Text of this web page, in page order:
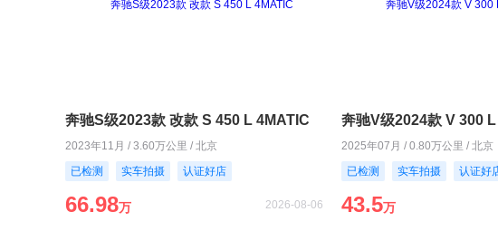
奔驰S级2023款 改款 S 450 L 4MATIC
2023年11月 / 3.60万公里 / 北京
已检测
实车拍摄 认证好店
66.98万 2026-08-06
奔驰V级2024款 V 300
2025年07月 / 0.80万公里 / 北京
已检测
实车拍摄 认证好
43.5万